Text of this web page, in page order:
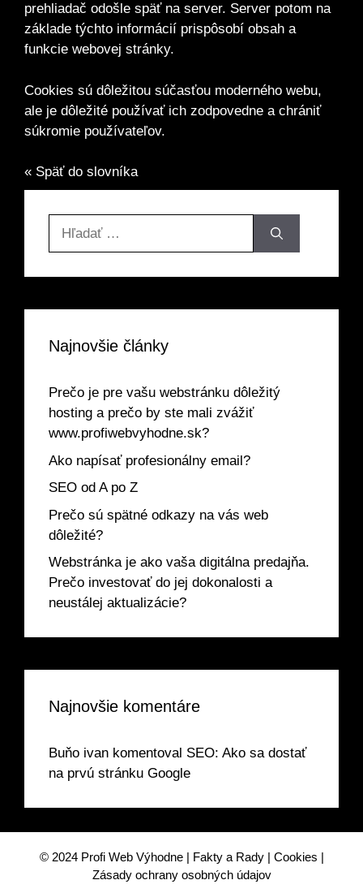
prehliadač odošle späť na server. Server potom na
základe týchto informácií prispôsobí obsah a
funkcie webovej stránky.
Cookies sú dôležitou súčasťou moderného webu,
ale je dôležité používať ich zodpovedne a chrániť
súkromie používateľov.
« Späť do slovníka
Najnovšie články
Prečo je pre vašu webstránku dôležitý
hosting a prečo by ste mali zvážiť
www.profiwebvyhodne.sk?
Ako napísať profesionálny email?
SEO od A po Z
Prečo sú spätné odkazy na vás web
dôležité?
Webstránka je ako vaša digitálna predajňa.
Prečo investovať do jej dokonalosti a
neustálej aktualizácie?
Najnovšie komentáre
Buňo ivan komentoval SEO: Ako sa dostať
na prvú stránku Google
© 2024 Profi Web Výhodne| Fakty a Rady| Cookies |
Zásady ochrany osobných údajov